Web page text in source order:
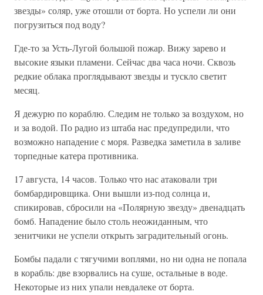
звезды» соляр, уже отошли от борта. Но успели ли они
погрузиться под воду?
Где-то за Усть-Лугой большой пожар. Вижу зарево и
высокие языки пламени. Сейчас два часа ночи. Сквозь
редкие облака проглядывают звезды и тускло светит
месяц.
Я дежурю по кораблю. Следим не только за воздухом, но
и за водой. По радио из штаба нас предупредили, что
возможно нападение с моря. Разведка заметила в заливе
торпедные катера противника.
17 августа, 14 часов. Только что нас атаковали три
бомбардировщика. Они вышли из-под солнца и,
спикировав, сбросили на «Полярную звезду» двенадцать
бомб. Нападение было столь неожиданным, что
зенитчики не успели открыть заградительный огонь.
Бомбы падали с тягучими воплями, но ни одна не попала
в корабль: две взорвались на суше, остальные в воде.
Некоторые из них упали невдалеке от борта.